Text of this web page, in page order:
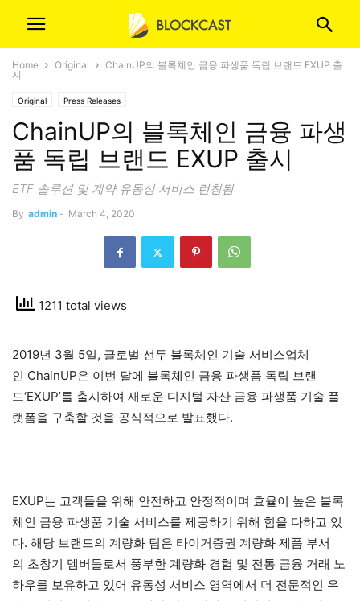
Home Original
ChainUP의 블록체인 금융 파생품 독립 브랜드 EXUP 출
시
Original Press Releases
ChainUP의 블록체인 금융 파생
품 독립 브랜드 EXUP 출시
ETF 솔루션 및 계약 유동성 서비스 런칭됨
By admin - March 4, 2020
1211 total views
2019년 3월 5일, 글로벌 선두 블록체인 기술 서비스업체
인 ChainUP은 이번 달에 블록체인 금융 파생품 독립 브랜
드‘EXUP’를 출시하여 새로운 디지털 자산 금융 파생품 기술 플
랫폼을 구축할 것을 공식적으로 발표했다.
EXUP는 고객들을 위해 안전하고 안정적이며 효율이 높은 블록
체인 금융 파생품 기술 서비스를 제공하기 위해 힘을 다하고 있
다. 해당 브랜드의 계량화 팀은 타이거증권 계량화 제품 부서
의 초창기 멤버들로서 풍부한 계량화 경험 및 전통 금융 거래 노
하우를 보유하고 있어 유동성 서비스 영역에서 더 전문적인 우